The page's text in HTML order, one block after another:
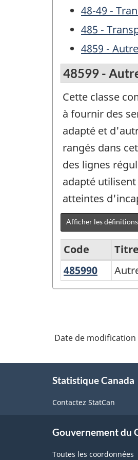
48-49 -
485 -
4859 -
48599 -
Cette classe
à fournir des
adapté et
rangés dans
des lignes
adapté
atteintes
Afficher les définitions
Variante
du
-
de
sur
Code
Titre
485990 Autres
services
terrestre
Date de modification
Statistique Canada
Contactez StatCan
Gouvernement du
Toutes les coordonnées